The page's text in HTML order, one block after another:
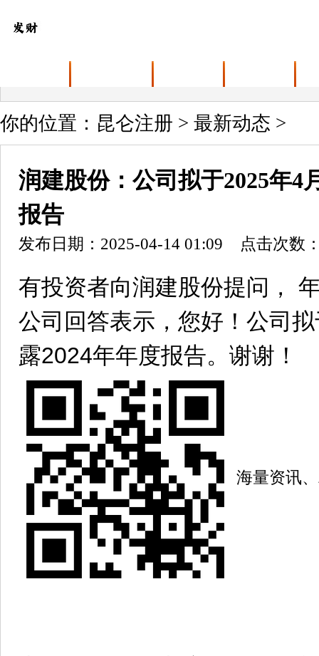
你的位置： 昆仑注册 > 最新动态 >
润建股份：公司拟于2025年4
报告
发布日期：2025-04-14 01:09 点击次数
有投资者向润建股份提问，
公司回答表示，您好！公司
露2024年年度报告。谢谢！
海量资讯